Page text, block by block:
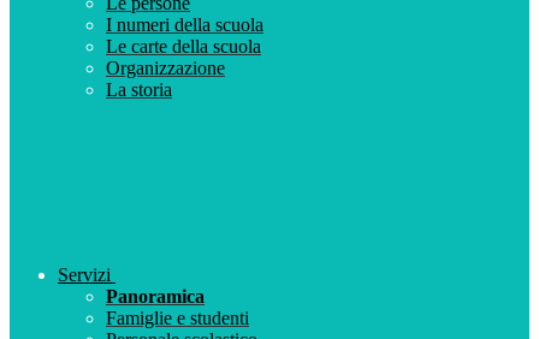
I numeri della scuola
Le carte della scuola
Organizzazione
La storia
Servizi
Panoramica
Famiglie e studenti